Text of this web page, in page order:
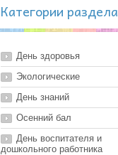
Категории раздела
День здоровья
Экологические
День знаний
Осенний бал
День воспитателя и
дошкольного работника